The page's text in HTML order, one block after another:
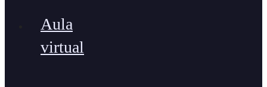
Aula
virtual